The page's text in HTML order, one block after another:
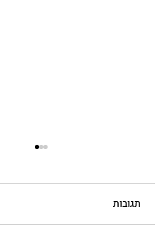
תגובות